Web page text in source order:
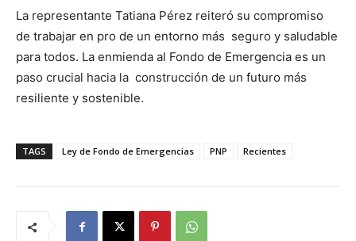
La representante Tatiana Pérez reiteró su compromiso
de trabajar en pro de un entorno más seguro y saludable
para todos. La enmienda al Fondo de Emergencia es un
paso crucial hacia la construcción de un futuro más
resiliente y sostenible.
TAGS Ley de Fondo de Emergencias PNP Recientes